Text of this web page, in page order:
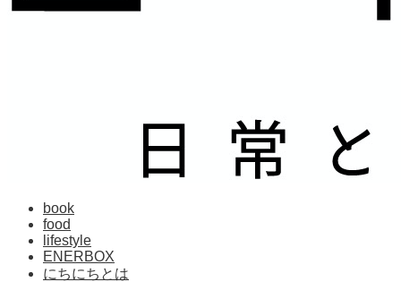
book
food
lifestyle
ENERBOX
にちにちとは